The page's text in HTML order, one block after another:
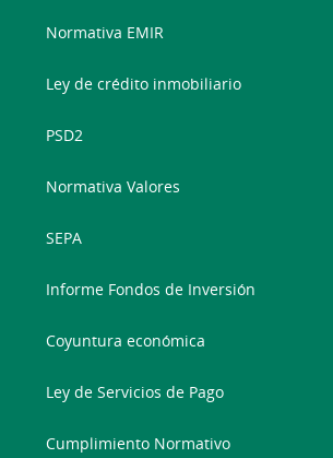
Normativa EMIR
Ley de crédito inmobiliario
PSD2
Normativa Valores
SEPA
Informe Fondos de Inversión
Coyuntura económica
Ley de Servicios de Pago
Cumplimiento Normativo